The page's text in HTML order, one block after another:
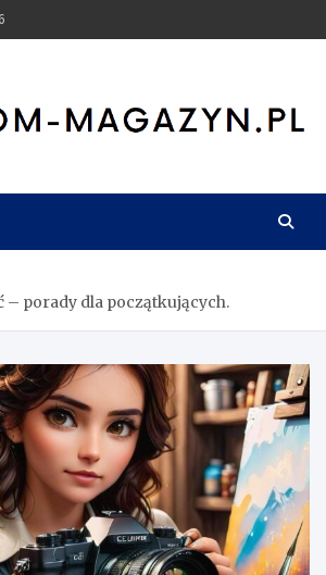
– porady dla początkujących.